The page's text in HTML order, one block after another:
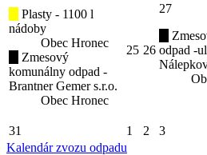
Plasty - 1100 l
nádoby
Obec Hronec
Zmesový
komunálny odpad -
Brantner Gemer s.r.o.
Obec Hronec
25 26
27
odpad -
31 1 2 3
Kalendár zvozu odpadu